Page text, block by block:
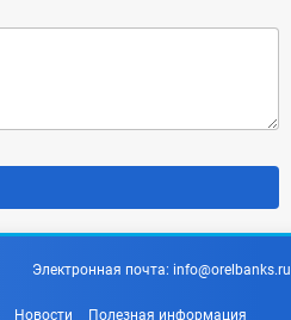
Электронная почта: info@orelbanks.ru
Новости Полезная информация